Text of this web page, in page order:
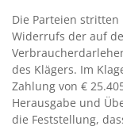
Die Parteien
Widerrufs der auf
des Klägers. Im
Zahlung von €
Herausgabe und
die Feststellung,